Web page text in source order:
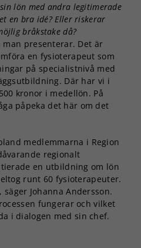
lön med andra legitimerade
en bra idé? Eller riskerar
bråkstake då?
presenterar. Det är
en fysioterapeut som
på specialistnivå med
Där har vi i
kronor i medellön. På
påpeka det här om det
medlemmarna i Region
regionalt
en utbildning om lön
runt 60 fysioterapeuter.
Johanna Andersson.
fungerar och vilket
i dialogen med sin chef.